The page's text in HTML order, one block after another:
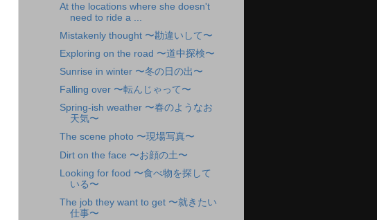
At the locations where she doesn't
need to ride a ...
Mistakenly thought 〜勘違いして〜
Exploring on the road 〜道中探検〜
Sunrise in winter 〜冬の日の出〜
Falling over 〜転んじゃって〜
Spring-ish weather 〜春のようなお
天気〜
The scene photo 〜現場写真〜
Dirt on the face 〜お顔の土〜
Looking for food 〜食べ物を探して
いる〜
The job they want to get 〜就きたい
仕事〜